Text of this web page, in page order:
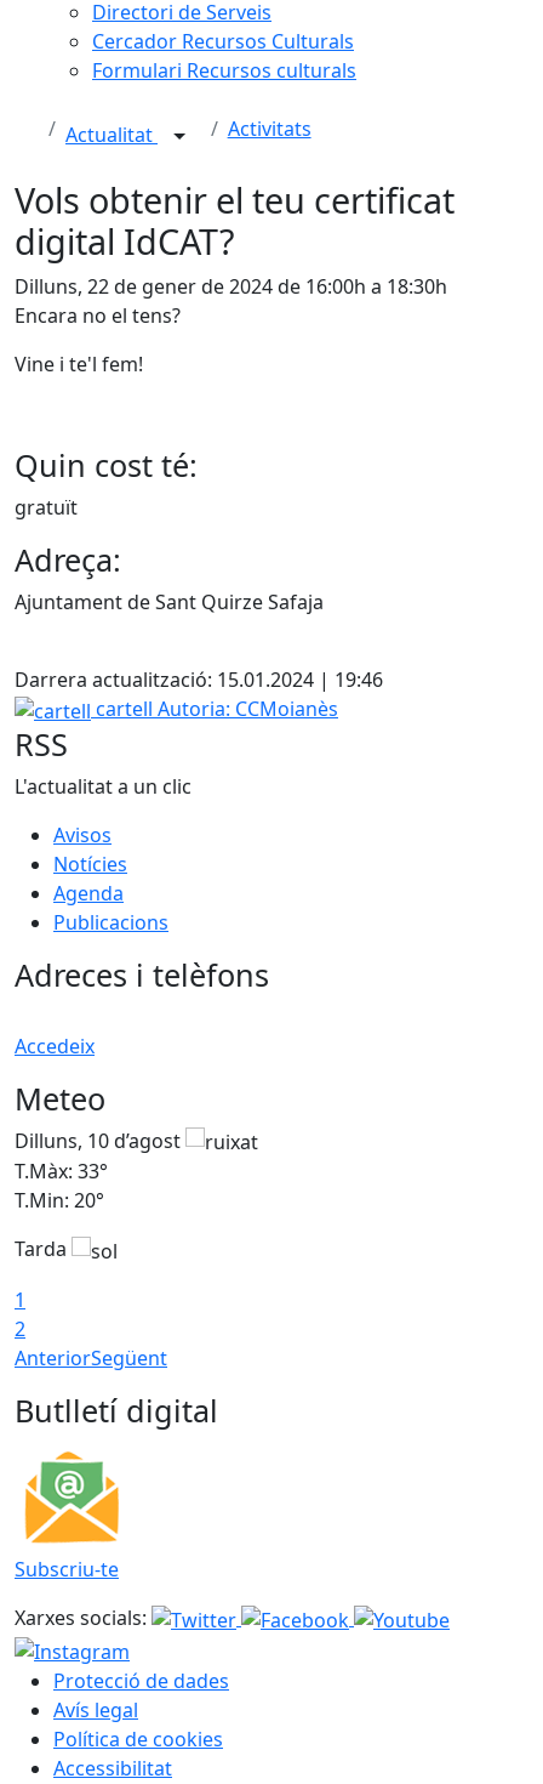
Directori de Serveis
Cercador Recursos Culturals
Formulari Recursos culturals
Actualitat Activitats
Vols obtenir el teu certificat
digital IdCAT?
Dilluns, 22 de gener de 2024 de 16:00h a 18:30h
Encara no el tens?
Vine i te'l fem!
Quin cost té:
gratuït
Adreça:
Ajuntament de Sant Quirze Safaja
Darrera actualització: 15.01.2024 | 19:46
cartell
cartell Autoria: CCMoianès
RSS
L'actualitat a un clic
Avisos
Notícies
Agenda
Publicacions
Adreces i telèfons
Accedeix
Meteo
Dilluns, 10 d’agost
T.Màx: 33°
T.Min: 20°
Tarda
1
2
AnteriorSegüent
Butlletí digital
Subscriu-te
Xarxes socials:
Protecció de dades
Avís legal
Política de cookies
Accessibilitat